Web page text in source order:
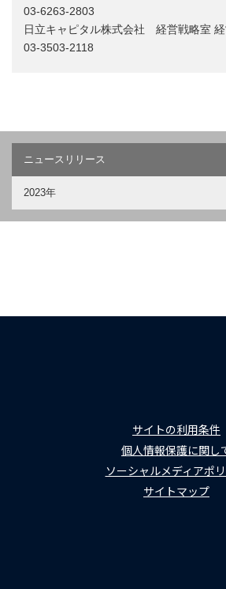
03-6263-2803
日立キャピタル株式会社 経営戦略室
03-3503-2118
ニュースリリース
2023年
サイトの利用条件
個人情報保護に関し
ソーシャルメディアポ
サイトマップ